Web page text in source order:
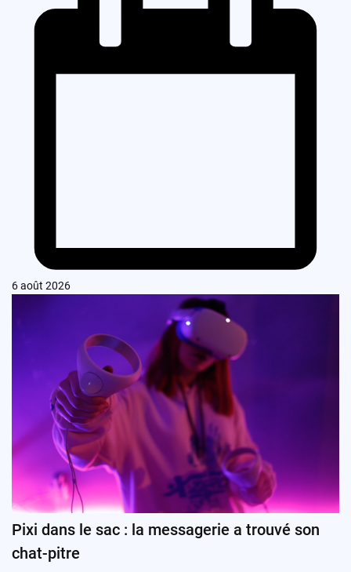
6 août 2026
Pixi dans le sac : la messagerie a trouvé son
chat-pitre